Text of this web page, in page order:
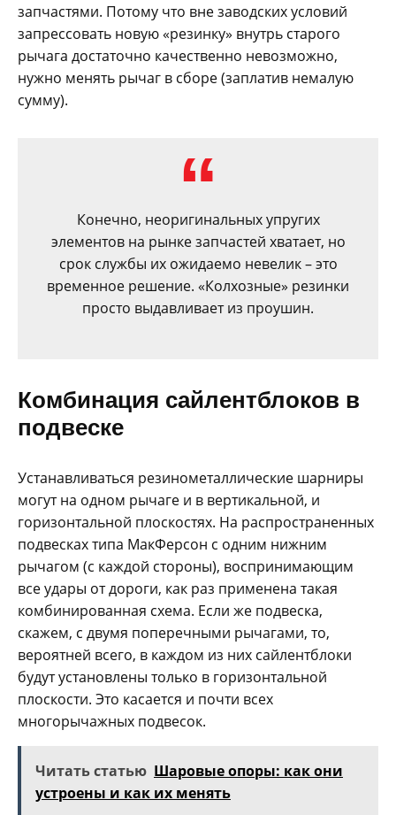
запчастями. Потому что вне заводских условий
запрессовать новую «резинку» внутрь старого
рычага достаточно качественно невозможно,
нужно менять рычаг в сборе (заплатив немалую
сумму).
Конечно, неоригинальных упругих
элементов на рынке запчастей хватает, но
срок службы их ожидаемо невелик – это
временное решение. «Колхозные» резинки
просто выдавливает из проушин.
Комбинация сайлентблоков в
подвеске
Устанавливаться резинометаллические шарниры
могут на одном рычаге и в вертикальной, и
горизонтальной плоскостях. На распространенных
подвесках типа МакФерсон с одним нижним
рычагом (с каждой стороны), воспринимающим
все удары от дороги, как раз применена такая
комбинированная схема. Если же подвеска,
скажем, с двумя поперечными рычагами, то,
вероятней всего, в каждом из них сайлентблоки
будут установлены только в горизонтальной
плоскости. Это касается и почти всех
многорычажных подвесок.
Читать статью Шаровые опоры: как они
устроены и как их менять